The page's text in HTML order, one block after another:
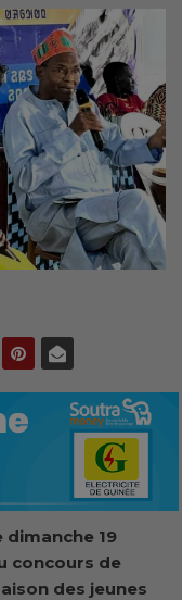
dimanche 19
concours de
des jeunes